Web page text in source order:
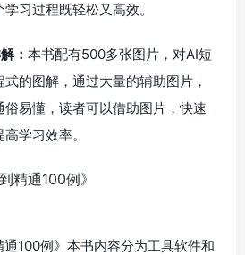
习过程既轻松又高效。
： 本书配有500多张图片，对AI短
的图解，通过大量的辅助图片，
易懂，读者可以借助图片，快速
学习效率。
通100例》本书内容分为工具软件和